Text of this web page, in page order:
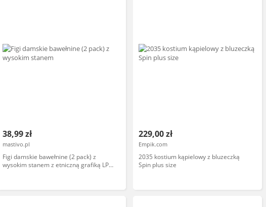
38,99 zł
mastivo.pl
Figi damskie bawełnine (2 pack) z
wysokim stanem z etniczną grafiką LPF
229,00 zł
Empik.com
2035 kostium kąpielowy z bluzeczką
Spin plus size